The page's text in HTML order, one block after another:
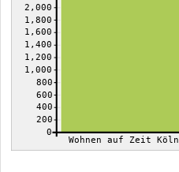
0
200
400
600
800
1,000
1,200
1,400
1,600
1,800
2,000
Wohnen auf Zeit Köln